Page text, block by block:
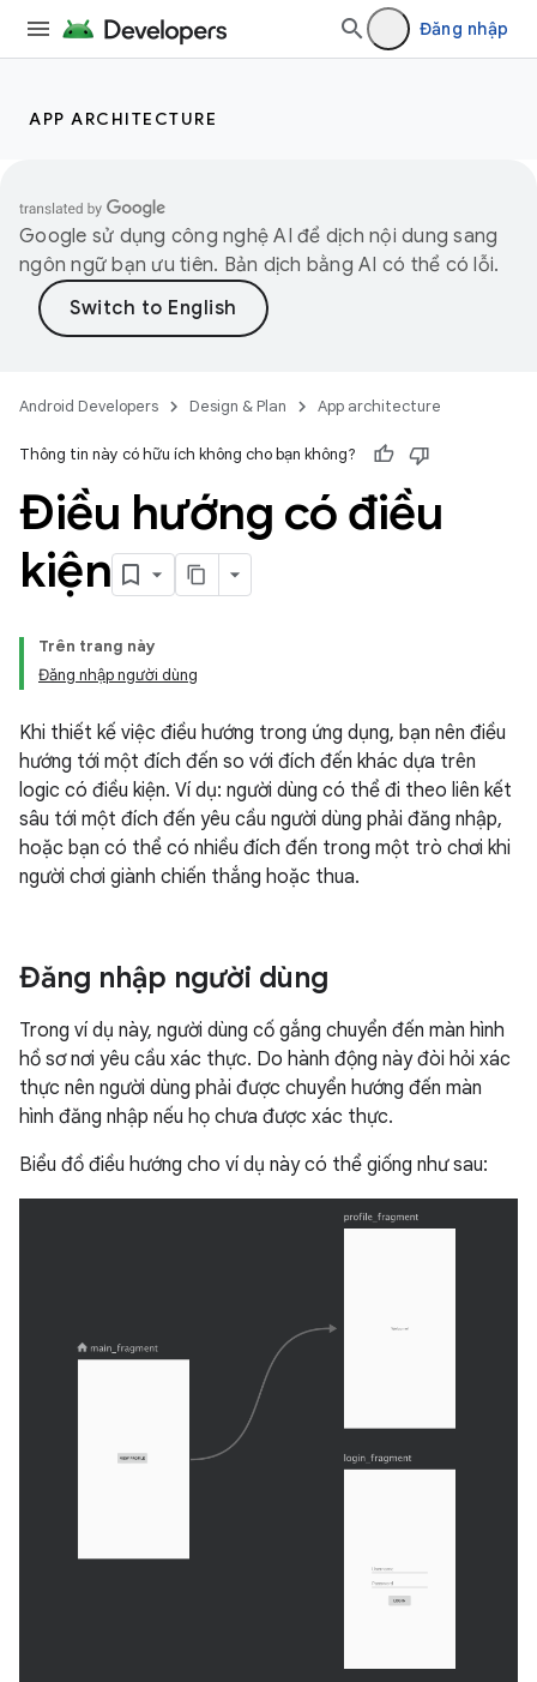
Đăng nhập
APP ARCHITECTURE
Google sử dụng công nghệ AI để dịch nội dung sang
ngôn ngữ bạn ưu tiên. Bản dịch bằng AI có thể có lỗi.
Android Developers Design & Plan App architecture
Thông tin này có hữu ích không cho bạn không?
Điều hướng có điều
kiện
Trên trang này
Đăng nhập người dùng
Khi thiết kế việc điều hướng trong ứng dụng, bạn nên điều
hướng tới một đích đến so với đích đến khác dựa trên
logic có điều kiện. Ví dụ: người dùng có thể đi theo liên kết
sâu tới một đích đến yêu cầu người dùng phải đăng nhập,
hoặc bạn có thể có nhiều đích đến trong một trò chơi khi
người chơi giành chiến thắng hoặc thua.
Đăng nhập người dùng
Trong ví dụ này, người dùng cố gắng chuyển đến màn hình
hồ sơ nơi yêu cầu xác thực. Do hành động này đòi hỏi xác
thực nên người dùng phải được chuyển hướng đến màn
hình đăng nhập nếu họ chưa được xác thực.
Biểu đồ điều hướng cho ví dụ này có thể giống như sau: